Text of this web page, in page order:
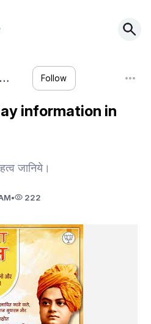
Follow
information in
जानिये।
• 222